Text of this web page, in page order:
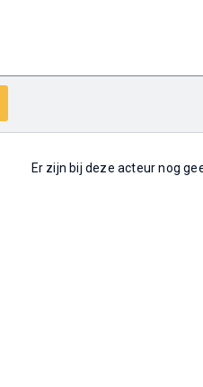
Er zijn bij deze acteur nog